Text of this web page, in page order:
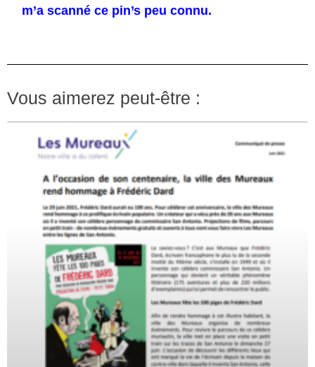
m’a scanné ce pin’s peu connu.
Vous aimerez peut-être :